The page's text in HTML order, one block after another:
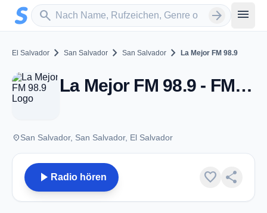
Zum Hauptinhalt springen
search
Sender suchen arrow_forward menu
El Salvador chevron_right San Salvador chevron_right San Salvador chevron_right La Mejor FM 98.9
La Mejor FM 98.9 - FM 98.9 - San Salvador
placeSan Salvador, San Salvador, El Salvador
play_arrow Radio hören favorite share